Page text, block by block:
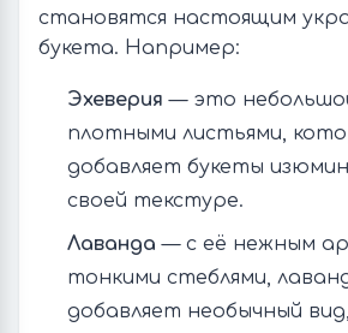
становятся настоящим
букета. Например:
Эхеверия — это
плотными листьями,
добавляет букеты
своей текстуре.
Лаванда — с её нежным
тонкими стеблями,
добавляет необычный